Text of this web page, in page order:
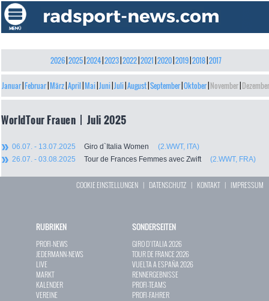
2026| 2025| 2024| 2023| 2022| 2021 2020| 2019| 2018| 2017
Januar Februar März April Mai Juni Juli August September Oktober November Dezember
WorldTour Frauen | Juli 2025
06.07. - 13.07.2025 Giro d`Italia Women (2.WWT, ITA)
26.07. - 03.08.2025
Tour de Frances Femmes avec Zwift (2.WWT, FRA)
COOKIE EINSTELLUNGEN | DATENSCHUTZ | KONTAKT| IMPRESSUM
RUBRIKEN
PROFI-NEWS
JEDERMANN-NEWS
LIVE
MARKT
KALENDER
VEREINE
SONDERSEITEN
GIRO D`ITALIA 2026
TOUR DE FRANCE 2026
VUELTA A ESPAÑA 2026
RENNERGEBNISSE
PROFI-TEAMS
PROFI-FAHRER